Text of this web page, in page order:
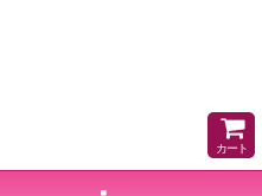
カート